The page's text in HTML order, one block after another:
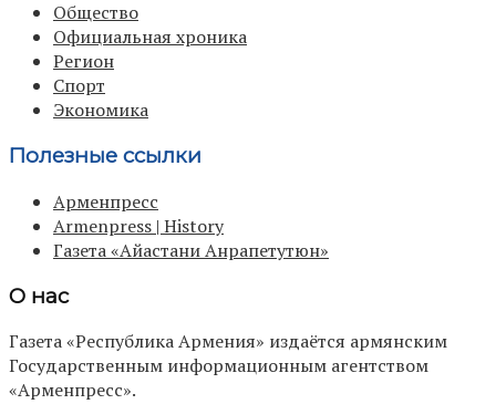
Общество
Официальная хроника
Регион
Спорт
Экономика
Полезные ссылки
Арменпресс
Armenpress | History
Газета «Айастани Анрапетутюн»
О нас
Газета «Республика Армения» издаётся армянским
Государственным информационным агентством
«Арменпресс».